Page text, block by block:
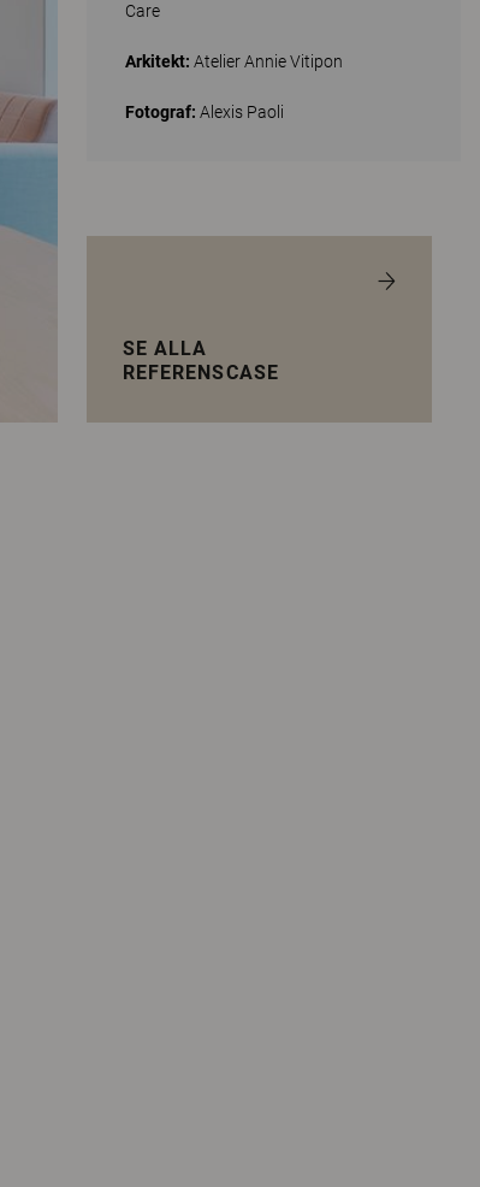
Care
Arkitekt: Atelier Annie Vitipon
Fotograf: Alexis Paoli
SE ALLA
REFERENSCASE